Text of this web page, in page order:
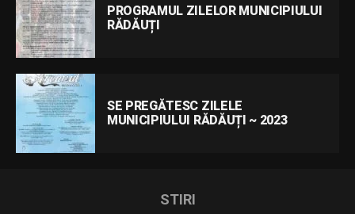
PROGRAMUL ZILELOR MUNICIPIULUI
RĂDĂUȚI
SE PREGĂTESC ZILELE
MUNICIPIULUI RĂDĂUȚI ~ 2023
STIRI